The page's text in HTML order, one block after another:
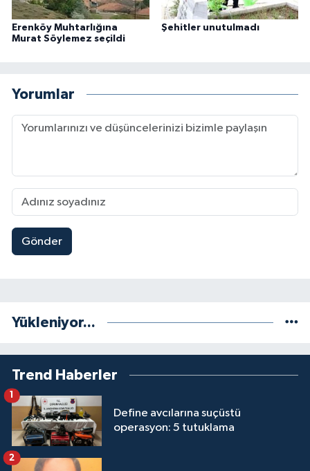
Erenköy Muhtarlığına
Murat Söylemez seçildi
Şehitler unutulmadı
Yorumlar
Gönder
Yükleniyor...
Trend Haberler
Define avcılarına suçüstü
operasyon: 5 tutuklama
1
2